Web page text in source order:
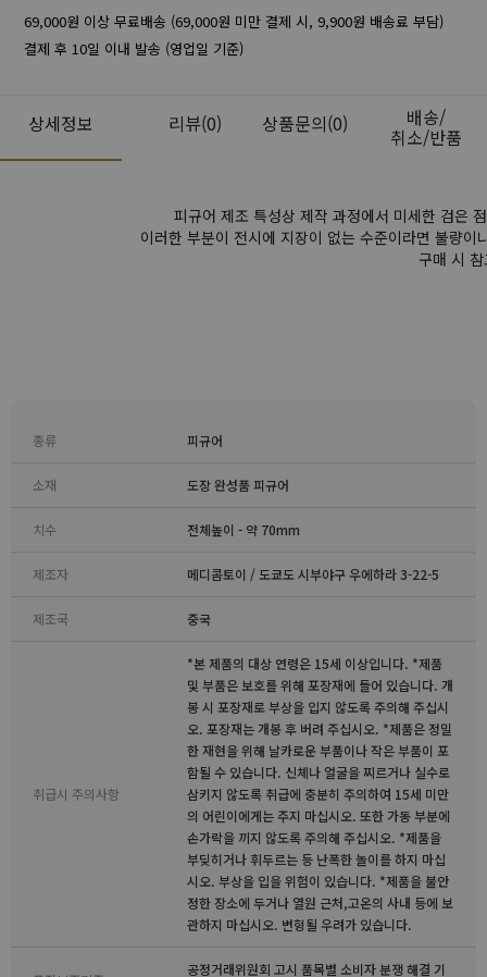
69,000원 이상 무료배송 (69,000원 미만 결제 시, 9,900원 배송료 부담)
결제 후 10일 이내 발송 (영업일 기준)
상세정보 리뷰(0) 상품문의(0) 배송/
취소/반품
피규어 제조 특성상 제작 과정에서 미세한 검은
이러한 부분이 전시에 지장이 없는 수준이라면 불량
구매 시
종류 피규어
소재 도장 완성품 피규어
치수 전체높이 - 약 70mm
제조자 메디콤토이 / 도쿄도 시부야구 우에하라 3-22-5
제조국 중국
취급시 주의사항
*본 제품의 대상 연령은 15세 이상입니다. *제품
및 부품은 보호를 위해 포장재에 들어 있습니다. 개
봉 시 포장재로 부상을 입지 않도록 주의해 주십시
오. 포장재는 개봉 후 버려 주십시오. *제품은 정밀
한 재현을 위해 날카로운 부품이나 작은 부품이 포
함될 수 있습니다. 신체나 얼굴을 찌르거나 실수로
삼키지 않도록 취급에 충분히 주의하여 15세 미만
의 어린이에게는 주지 마십시오. 또한 가동 부분에
손가락을 끼지 않도록 주의해 주십시오. *제품을
부딪히거나 휘두르는 등 난폭한 놀이를 하지 마십
시오. 부상을 입을 위험이 있습니다. *제품을 불안
정한 장소에 두거나 열원 근처,고온의 사내 등에 보
관하지 마십시오. 변형될 우려가 있습니다.
공정거래위원회 고시 품목별 소비자 분쟁 해결 기